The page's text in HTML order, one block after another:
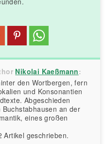
Nikolai Kaeßmann:
den Wortbergen, fern
und Konsonantien
Abgeschieden
Buchstabhausen an der
eines großen
Artikel geschrieben.